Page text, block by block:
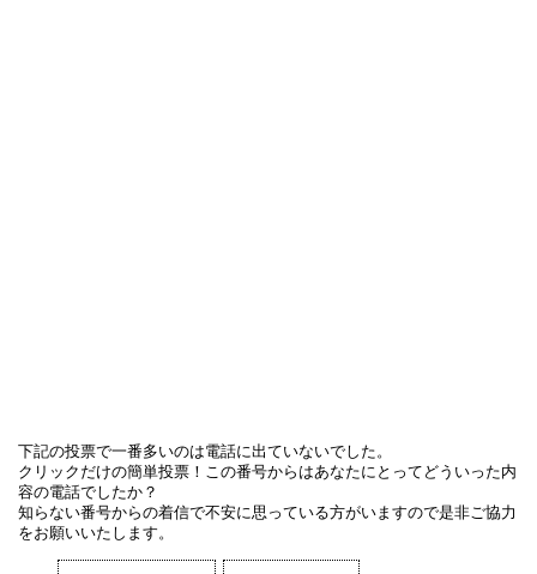
下記の投票で一番多いのは電話に出ていないでした。
クリックだけの簡単投票！この番号からはあなたにとってどういった内
容の電話でしたか？
知らない番号からの着信で不安に思っている方がいますので是非ご協力
をお願いいたします。